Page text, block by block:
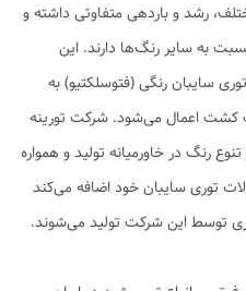
رشد و باردهی متفاوتی داشته و
به سایر رنگ‌ها دارند. این
سایبان رنگی (فتوسلکتیو) به
کشت اعمال می‌شود. شرکت تورینه
رنگ در خاورمیانه تولید و همواره
توری سایبان خود اضافه می‌کند
توسط این شرکت تولید می‌شوند.